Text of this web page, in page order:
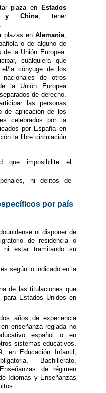
plaza en
Estados
y China, tener
plazas enAlemania,
o de alguno de
la Unión Europea.
cualquiera que
el/la cónyuge de los
de otros
la Unión Europea
de derecho.
las personas
de aplicación de los
celebrados por la
por España en
la libre circulación
que imposibilite el
ni delitos de
por país
ni disponer de
de residencia o
ni estar tramitando su
según lo indicado en la
de las titulaciones que
Estados Unidos en
años de experiencia
enseñanza reglada no
español o en
sistemas educativos,
en Educación Infantil,
Bachillerato,
de régimen
Idiomas y Enseñanzas